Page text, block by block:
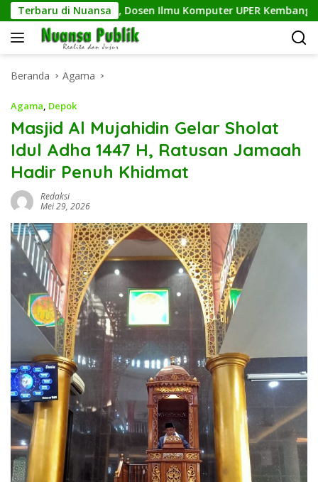
Langsung
ke
konten
Terbaru di Nuansa
Efisien, Dosen Ilmu Komputer UPER Kembangkan Netrash
Beranda Agama
Agama, Depok
Masjid Al Mujahidin Gelar Sholat
Idul Adha 1447 H, Ratusan Jamaah
Hadir Penuh Khidmat
Redaksi
Mei 29, 2026